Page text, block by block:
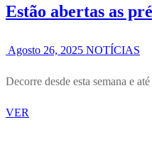
Estão abertas as
Agosto 26, 2025 NOTÍCIAS
Decorre desde esta semana e
VER